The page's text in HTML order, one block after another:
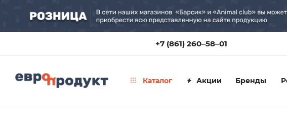
+7 (861) 260‒58‒01
Каталог Акции Бренды